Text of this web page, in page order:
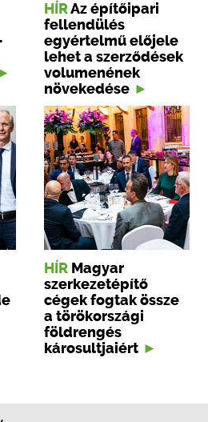
HÍRAz építőipari
fellendülés
egyértelmű előjele
lehet a szerződések
volumenének
növekedése
HÍR Magyar
szerkezetépítő
cégek fogtak össze
a törökországi
földrengés
károsultjaiért